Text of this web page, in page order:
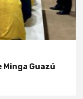
Minga Guazú